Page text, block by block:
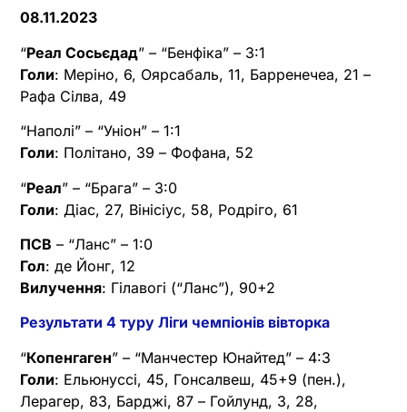
08.11.2023
“Реал Сосьєдад” – “Бенфіка” – 3:1
Голи: Меріно, 6, Оярсабаль, 11, Барренечеа, 21 –
Рафа Сілва, 49
“Наполі” – “Уніон” – 1:1
Голи: Політано, 39 – Фофана, 52
“Реал” – “Брага” – 3:0
Голи: Діас, 27, Вінісіус, 58, Родріго, 61
ПСВ – “Ланс” – 1:0
Гол: де Йонг, 12
Вилучення: Гілавогі (“Ланс”), 90+2
Результати 4 туру Ліги чемпіонів вівторка
“Копенгаген” – “Манчестер Юнайтед” – 4:3
Голи: Ельюнуссі, 45, Гонсалвеш, 45+9 (пен.),
Лерагер, 83, Барджі, 87 – Гойлунд, 3, 28,